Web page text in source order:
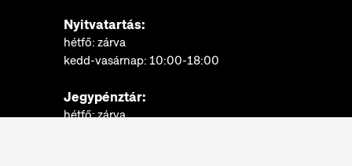
Nyitvatartás:
hétfő: zárva
kedd-vasárnap: 10:00-18:00
Jegypénztár:
hétfő: zárva